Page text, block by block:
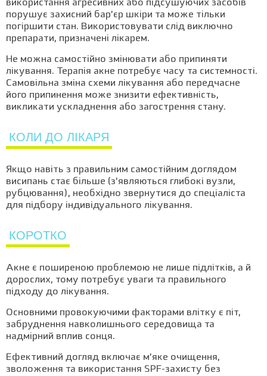
використання агресивних або підсушуючих засобів
порушує захисний бар’єр шкіри та може тільки
погіршити стан. Використовувати слід виключно
препарати, призначені лікарем.
Не можна самостійно змінювати або припиняти
лікування. Терапія акне потребує часу та системності.
Самовільна зміна схеми лікування або передчасне
його припинення може знизити ефективність,
викликати ускладнення або загострення стану.
КОЛИ ДО ЛІКАРЯ
Якщо навіть з правильним самостійним доглядом
висипань стає більше (з’являються глибокі вузли,
рубцювання), необхідно звернутися до спеціаліста
для підбору індивідуального лікування.
КОРОТКО
Акне є поширеною проблемою не лише підлітків, а й
дорослих, тому потребує уваги та правильного
підходу до лікування.
Основними провокуючими факторами влітку є піт,
забруднення навколишнього середовища та
надмірний вплив сонця.
Ефективний догляд включає м’яке очищення,
зволоження та використання SPF-захисту без